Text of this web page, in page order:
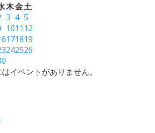
木金土
3 4 5
1011 12
171819
242526
イベントがありません。